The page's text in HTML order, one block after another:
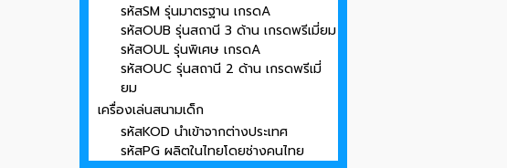
รหัสSM รุ่นมาตรฐาน เกรดA
รหัสOUB รุ่นสถานี 3 ด้าน เกรดพรีเมี่ยม
รหัสOUL รุ่นพิเศษ เกรดA
รหัสOUC รุ่นสถานี 2 ด้าน เกรดพรีเมี่
ยม
เครื่องเล่นสนามเด็ก
รหัสKOD นำเข้าจากต่างประเทศ
รหัสPG ผลิตในไทยโดยช่างคนไทย